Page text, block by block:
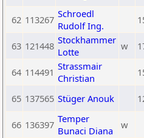
62 113267 Schroedl
Rudolf Ing.
63 121448 Stockhammer
Lotte
w
64 114491 Strassmair
Christian
65 137565 Stüger Anouk
66 136397 Temper
Bunaci Diana
w